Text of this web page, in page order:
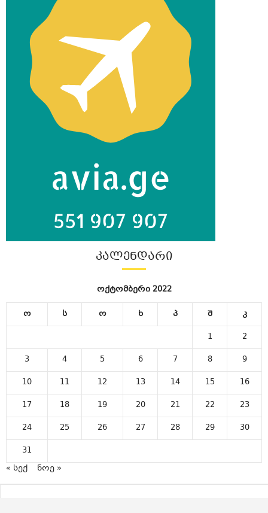
ᲙᲐᲚᲔᲜᲓᲐᲠᲘ
ოქტომბერი 2022
ო ს ო ხ პ შ
კ
1
2
3
4 5 6 7 8
9
10
11 12 13 14 15
16
17
18 19 20 21 22
23
24
25 26 27 28 29
30
31
« სექ
ნოე »